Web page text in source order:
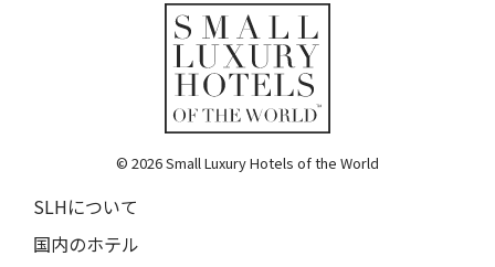
ホテル・カサ・ウアマントラ
Hotel Casa Huamantla
ホテル・サルタス
バディア・ディ・ポマイオ
Gáldu Hotel & Spa
© 2026 Small Luxury Hotels of the World
SLHについて
国内のホテル